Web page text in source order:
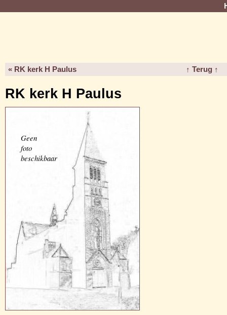
« RK kerk H Paulus ↑ Terug ↑
RK kerk H Paulus
Geen
foto
beschikbaar